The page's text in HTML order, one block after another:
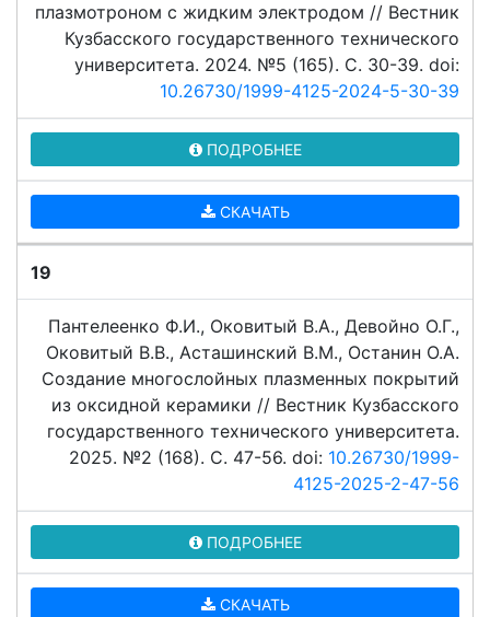
плазмотроном с жидким электродом // Вестник
Кузбасского государственного технического
университета. 2024. №5 (165). C. 30-39. doi:
10.26730/1999-4125-2024-5-30-39
ПОДРОБНЕЕ
СКАЧАТЬ
19
Пантелеенко Ф.И., Оковитый В.А., Девойно О.Г.,
Оковитый В.В., Асташинский В.М., Останин О.А.
Создание многослойных плазменных покрытий
из оксидной керамики // Вестник Кузбасского
государственного технического университета.
2025. №2 (168). C. 47-56. doi: 10.26730/1999-
4125-2025-2-47-56
ПОДРОБНЕЕ
СКАЧАТЬ